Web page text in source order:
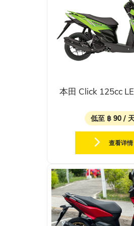
本田 Click 125cc
低至 ฿ 90 /
查看详情